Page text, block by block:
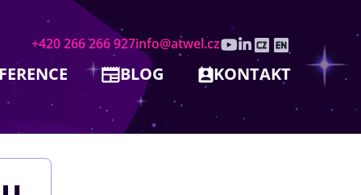
+420 266 266 927info@atwel.cz
BLOG KONTAKT